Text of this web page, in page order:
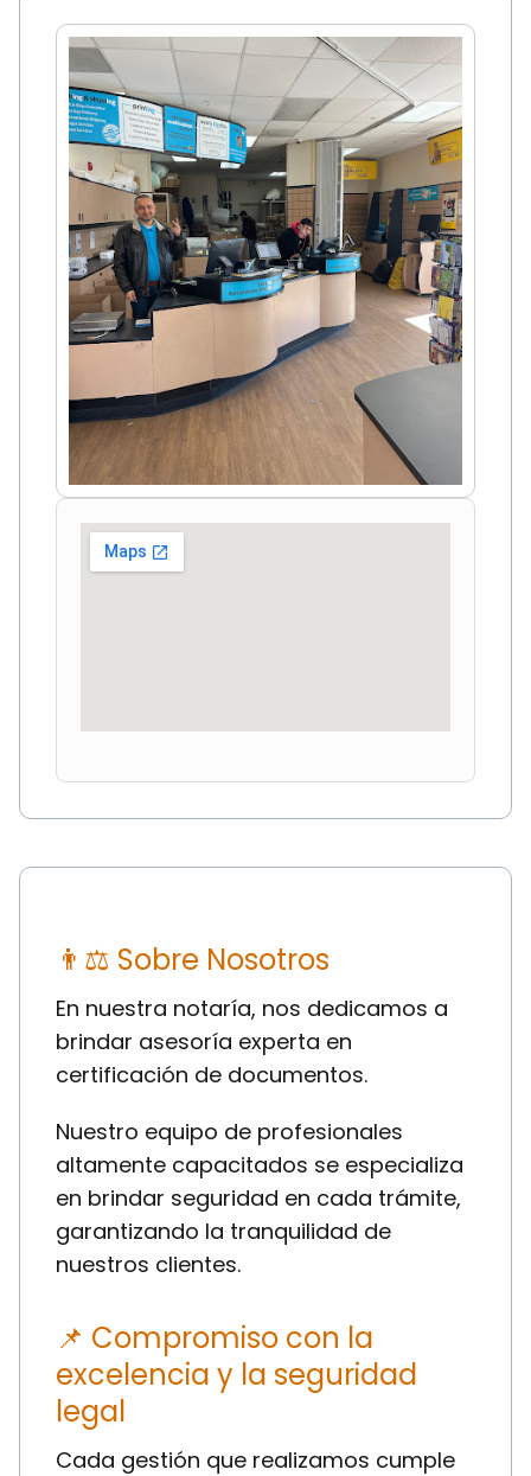
👨⚖ Sobre Nosotros
En nuestra notaría, nos dedicamos a
brindar asesoría experta en
certificación de documentos.
Nuestro equipo de profesionales
altamente capacitados se especializa
en brindar seguridad en cada trámite,
garantizando la tranquilidad de
nuestros clientes.
📌 Compromiso con la
excelencia y la seguridad
legal
Cada gestión que realizamos cumple